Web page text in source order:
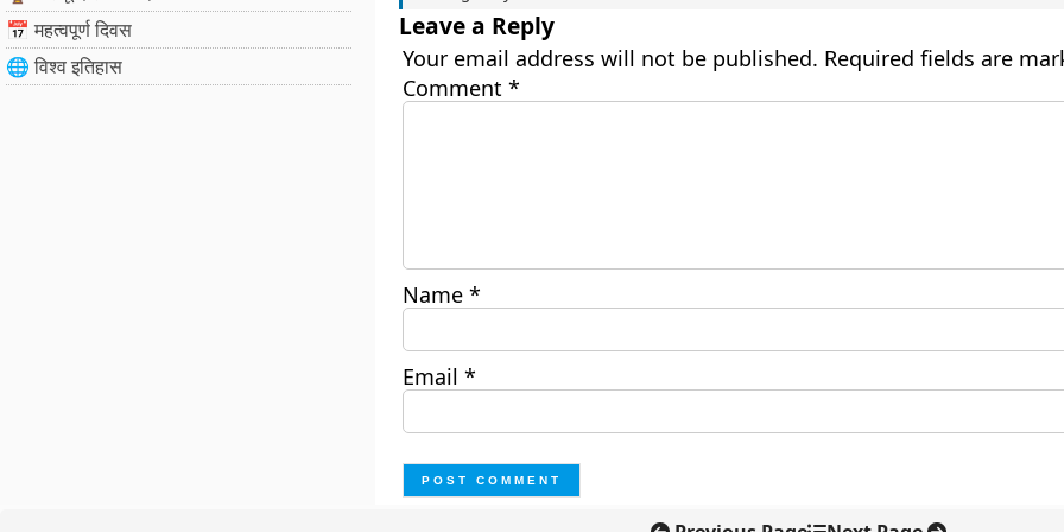
📅 महत्वपूर्ण दिवस
🌐 विश्व इतिहास
Leave a Reply
Your email address will not be published. Required fields are
Comment *
Name *
Email *